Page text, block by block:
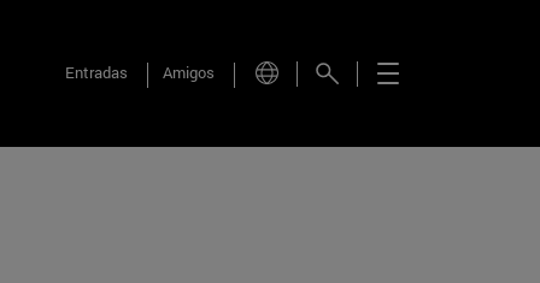
Entradas Amigos